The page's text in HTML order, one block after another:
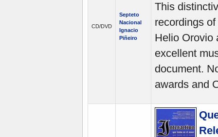
CD/DVD
Septeto
Nacional
Ignacio
Piñeiro
This
recordings
Helio Orovio
excellent
document.
awards and